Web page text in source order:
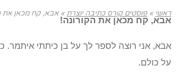
ראשי » פוסטים קורס כתיבה יוצרת » אבא, קח מכאן את
אבא, קח מכאן את הקורונה!
אבא, אני רוצה לספר לך על בן כיתתי איתמר.
על כולם.